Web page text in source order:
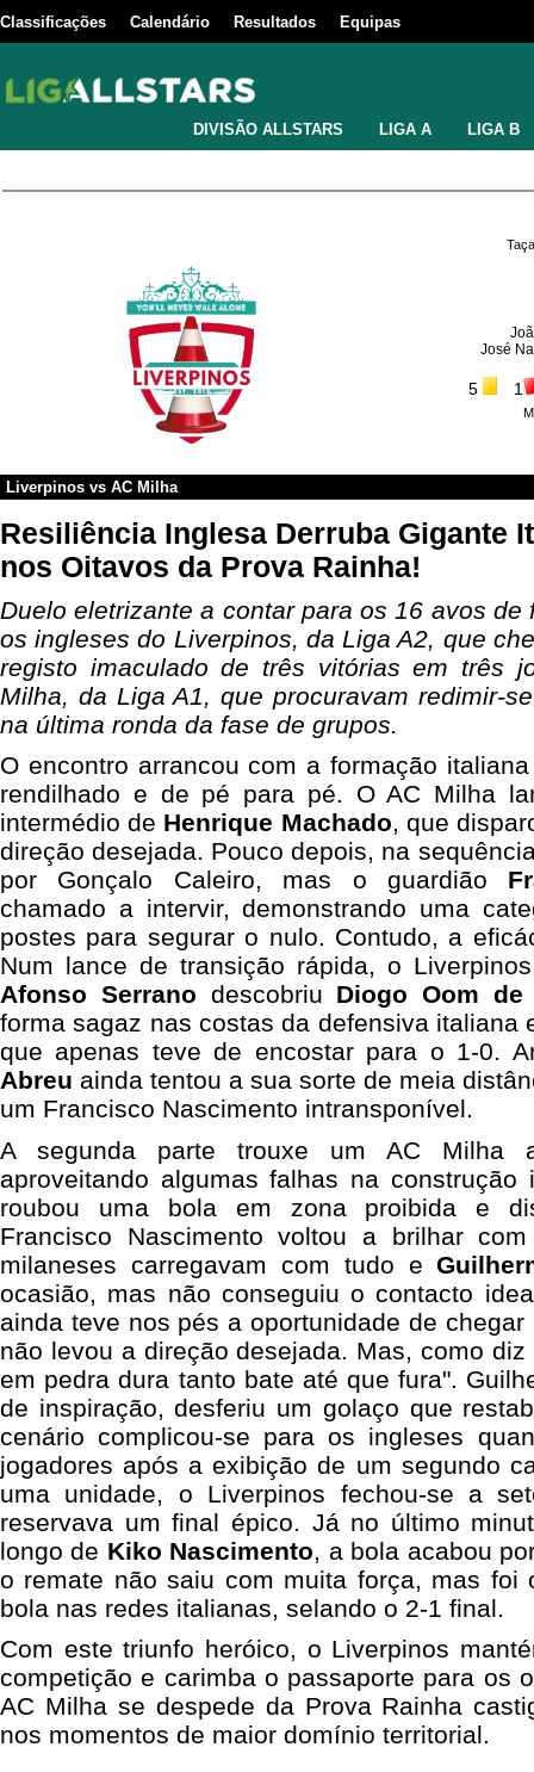
Classificações Calendário Resultados Equipas
DIVISÃO ALLSTARS LIGA A LIGA B
José
5 1
Liverpinos vs AC Milha
Resiliência Inglesa Derruba Gigante
nos Oitavos da Prova Rainha!
Duelo eletrizante a contar para os 16 avos
os ingleses do Liverpinos, da Liga A2, que
registo imaculado de três vitórias em três
Milha, da Liga A1, que procuravam redimir-
na última ronda da fase de grupos.
O encontro arrancou com a formação
rendilhado e de pé para pé. O AC Milha
intermédio de Henrique Machado, que
direção desejada. Pouco depois, na
por Gonçalo Caleiro, mas o guardião
chamado a intervir, demonstrando uma
postes para segurar o nulo. Contudo, a
Num lance de transição rápida, o
Afonso Serrano descobriu Diogo Oom de
forma sagaz nas costas da defensiva italiana
que apenas teve de encostar para o 1-0.
Abreu ainda tentou a sua sorte de meia
um Francisco Nascimento intransponível.
A segunda parte trouxe um AC Milha
aproveitando algumas falhas na
roubou uma bola em zona proibida e
Francisco Nascimento voltou a brilhar
milaneses carregavam com tudo e
ocasião, mas não conseguiu o contacto
ainda teve nos pés a oportunidade de
não levou a direção desejada. Mas, como
em pedra dura tanto bate até que fura".
de inspiração, desferiu um golaço que
cenário complicou-se para os ingleses
jogadores após a exibição de um segundo
uma unidade, o Liverpinos fechou-se a
reservava um final épico. Já no último
longo de Kiko Nascimento, a bola acabou
o remate não saiu com muita força, mas foi
bola nas redes italianas, selando o 2-1 final.
Com este triunfo heróico, o Liverpinos
competição e carimba o passaporte para os
AC Milha se despede da Prova Rainha
nos momentos de maior domínio territorial.